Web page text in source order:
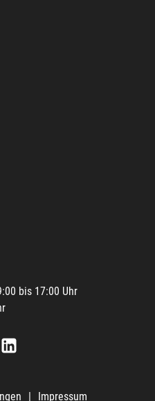
bis 17:00 Uhr
Impressum